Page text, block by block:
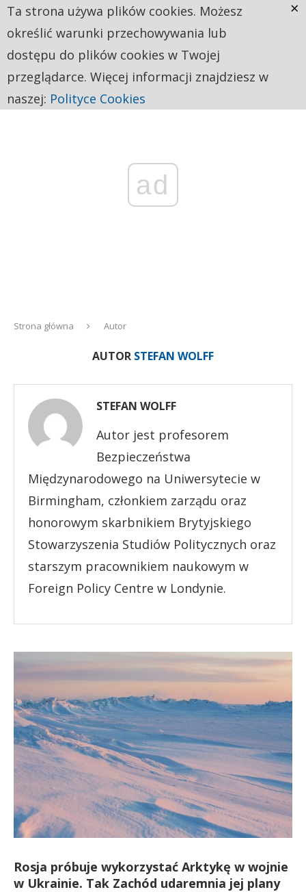
ad
Strona główna Autor
AUTOR STEFAN WOLFF
STEFAN WOLFF
Autor jest profesorem
Bezpieczeństwa
Międzynarodowego na Uniwersytecie w
Birmingham, członkiem zarządu oraz
honorowym skarbnikiem Brytyjskiego
Stowarzyszenia Studiów Politycznych oraz
starszym pracownikiem naukowym w
Foreign Policy Centre w Londynie.
Rosja próbuje wykorzystać Arktykę w wojnie
w Ukrainie. Tak Zachód udaremnia jej plany
Ta strona używa plików cookies. Możesz
określić warunki przechowywania lub
dostępu do plików cookies w Twojej
przeglądarce. Więcej informacji znajdziesz w
naszej: Polityce Cookies
×